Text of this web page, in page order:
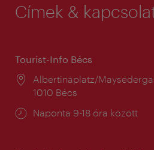
Címek &
Tourist-Info Bécs
Helyszín:
Albertinaplatz/
1010 Bécs
Nyitva
Naponta 9-18 óra között